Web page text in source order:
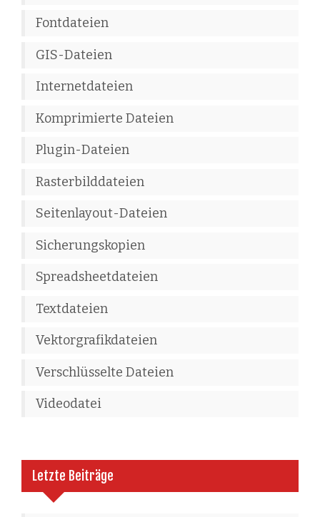
Fontdateien
GIS-Dateien
Internetdateien
Komprimierte Dateien
Plugin-Dateien
Rasterbilddateien
Seitenlayout-Dateien
Sicherungskopien
Spreadsheetdateien
Textdateien
Vektorgrafikdateien
Verschlüsselte Dateien
Videodatei
Letzte Beiträge